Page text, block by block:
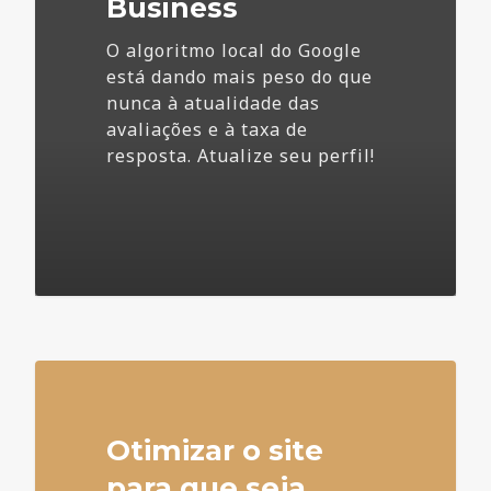
Business
O algoritmo local do Google
está dando mais peso do que
nunca à atualidade das
avaliações e à taxa de
resposta. Atualize seu perfil!
Otimizar o site